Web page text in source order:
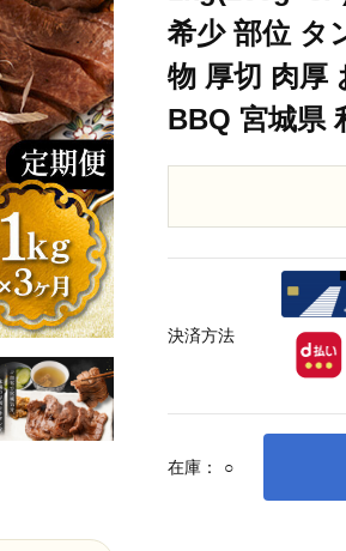
希少 部位 タ
物 厚切 肉厚
BBQ 宮城県
在庫： ○
決済方法